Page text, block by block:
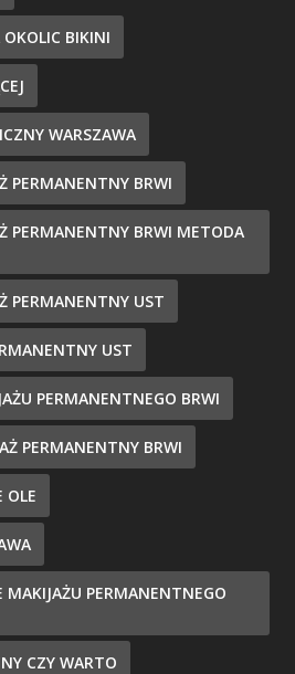
OKOLIC BIKINI
WARSZAWA
PERMANENTNY BRWI
PERMANENTNY BRWI METODA
PERMANENTNY UST
UST
PERMANENTNEGO BRWI
PERMANENTNY BRWI
OLE
MAKIJAŻU PERMANENTNEGO
CZY WARTO